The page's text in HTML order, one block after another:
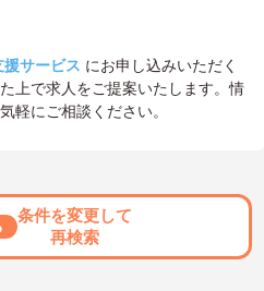
サービス にお申し込みいただく
上で求人をご提案いたします。情
軽にご相談ください。
条件を変更して
再検索